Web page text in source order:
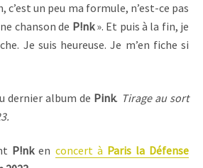
c’est un peu ma formule, n’est-ce pas
chanson de P!nk». Et puis à la fin, je
Je suis heureuse. Je m’en fiche si
dernier album de Pink. Tirage au sort
P!nken concert à Paris la Défense